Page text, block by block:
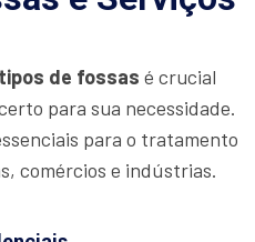
tipos de fossas é crucial
para sua necessidade.
para o tratamento
comércios e indústrias.